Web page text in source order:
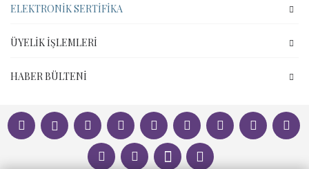
ELEKTRONIK SERTIFIKA
ÜYELIK İŞLEMLERI
HABER BÜLTENI